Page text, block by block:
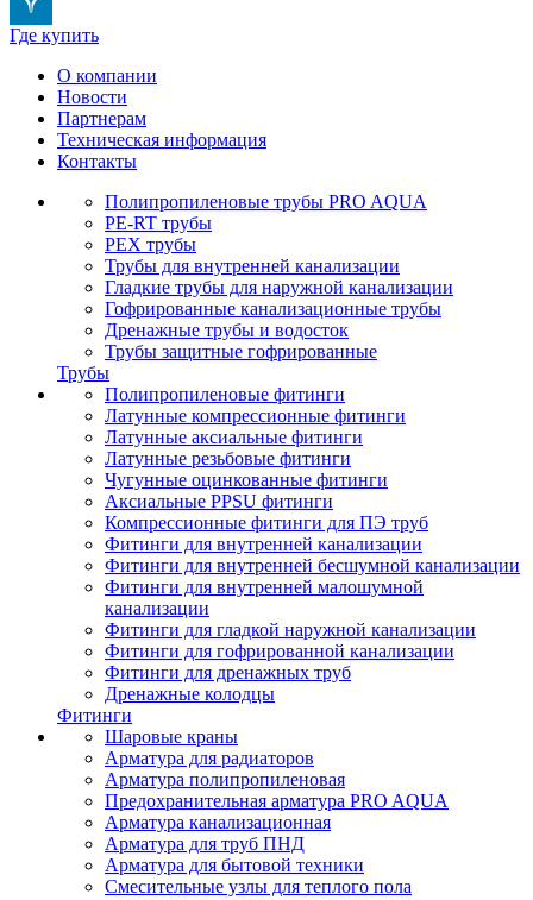
Где купить
О компании
Новости
Партнерам
Техническая информация
Контакты
Полипропиленовые трубы PRO AQUA
PE-RT трубы
PEX трубы
Трубы для внутренней канализации
Гладкие трубы для наружной канализации
Гофрированные канализационные трубы
Дренажные трубы и водосток
Трубы защитные гофрированные
Трубы
Полипропиленовые фитинги
Латунные компрессионные фитинги
Латунные аксиальные фитинги
Латунные резьбовые фитинги
Чугунные оцинкованные фитинги
Аксиальные PPSU фитинги
Компрессионные фитинги для ПЭ труб
Фитинги для внутренней канализации
Фитинги для внутренней бесшумной канализации
Фитинги для внутренней малошумной
канализации
Фитинги для гладкой наружной канализации
Фитинги для гофрированной канализации
Фитинги для дренажных труб
Дренажные колодцы
Фитинги
Шаровые краны
Арматура для радиаторов
Арматура полипропиленовая
Предохранительная арматура PRO AQUA
Арматура канализационная
Арматура для труб ПНД
Арматура для бытовой техники
Смесительные узлы для теплого пола